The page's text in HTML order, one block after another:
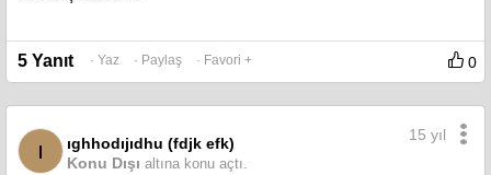
5 Yanıt · Yaz · Paylaş · Favori + 0
ı
ıghhodıjıdhu (fdjk efk)
Konu Dışı altına konu açtı.
15 yıl